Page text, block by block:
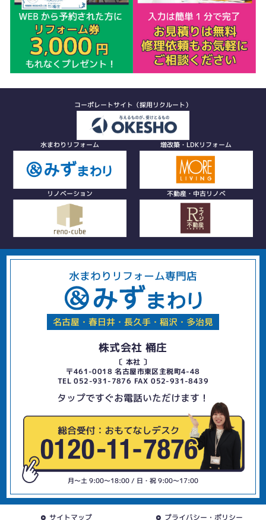
コーポレートサイト（採用リクルート）
水まわりリフォーム 増改築・LDKリフォーム
リノベーション 不動産・中古リノベ
水まわりリフォーム専門店
名古屋・春日井・長久手・稲沢・多治見
株式会社 桶庄
〔 本社 〕
〒461-0018 名古屋市東区主税町4-48
TEL 052-931-7876 FAX 052-931-8439
タップですぐお電話いただけます！
月〜土 9:00〜18:00 / 日・祝 9:00〜17:00
サイトマップ プライバシー・ポリシー